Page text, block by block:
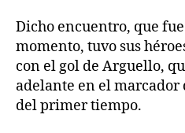
Dicho encuentro, que
momento, tuvo sus
con el gol de Arguello,
adelante en el marcador
del primer tiempo.